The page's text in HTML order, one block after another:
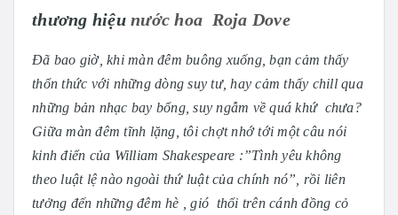
thương hiệu nước hoa Roja Dove
Đã bao giờ, khi màn đêm buông xuống, bạn cảm thấy
thổn thức với những dòng suy tư, hay cảm thấy chill qua
những bản nhạc bay bổng, suy ngẫm về quá khứ chưa?
Giữa màn đêm tĩnh lặng, tôi chợt nhớ tới một câu nói
kinh điển của William Shakespeare :”Tình yêu không
theo luật lệ nào ngoài thứ luật của chính nó”, rồi liên
tưởng đến những đêm hè , gió thổi trên cánh đồng cỏ